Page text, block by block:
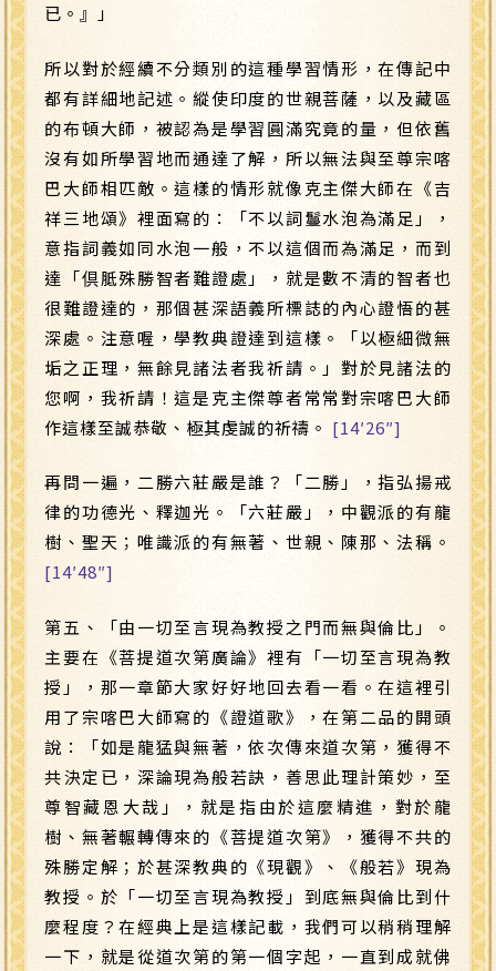
已。』」
所以對於經續不分類別的這種學習情形，在傳記中
都有詳細地記述。縱使印度的世親菩薩，以及藏區
的布頓大師，被認為是學習圓滿究竟的量，但依舊
沒有如所學習地而通達了解，所以無法與至尊宗喀
巴大師相匹敵。這樣的情形就像克主傑大師在《吉
祥三地頌》裡面寫的：「不以詞鬘水泡為滿足」，
意指詞義如同水泡一般，不以這個而為滿足，而到
達「倶胝殊勝智者難證處」，就是數不清的智者也
很難證達的，那個甚深語義所標誌的內心證悟的甚
深處。注意喔，學教典證達到這樣。「以極細微無
垢之正理，無餘見諸法者我祈請。」對於見諸法的
您啊，我祈請！這是克主傑尊者常常對宗喀巴大師
作這樣至誠恭敬、極其虔誠的祈禱。 [14′26″]
再問一遍，二勝六莊嚴是誰？「二勝」，指弘揚戒
律的功德光、釋迦光。「六莊嚴」，中觀派的有龍
樹、聖天；唯識派的有無著、世親、陳那、法稱。
[14′48″]
第五、「由一切至言現為教授之門而無與倫比」。
主要在《菩提道次第廣論》裡有「一切至言現為教
授」，那一章節大家好好地回去看一看。在這裡引
用了宗喀巴大師寫的《證道歌》，在第二品的開頭
說：「如是龍猛與無著，依次傳來道次第，獲得不
共決定已，深論現為般若訣，善思此理計策妙，至
尊智藏恩大哉」，就是指由於這麼精進，對於龍
樹、無著輾轉傳來的《菩提道次第》，獲得不共的
殊勝定解；於甚深教典的《現觀》、《般若》現為
教授。於「一切至言現為教授」到底無與倫比到什
麼程度？在經典上是這樣記載，我們可以稍稍理解
一下，就是從道次第的第一個字起，一直到成就佛